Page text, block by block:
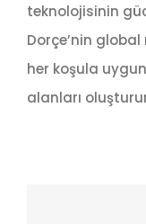
teknolojisinin
Dorçe’nin
her koşula
alanları